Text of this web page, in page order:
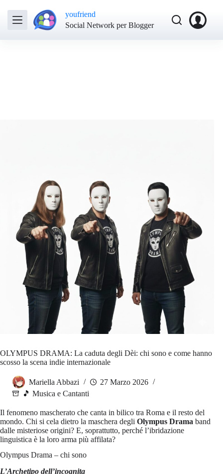
youfriend
Social Network per Blogger
OLYMPUS DRAMA: La caduta degli Dèi: chi sono e come hanno
scosso la scena indie internazionale
Mariella Abbazi
27 Marzo 2026
🎵 Musica e Cantanti
Il fenomeno mascherato che canta in bilico tra Roma e il resto del
mondo. Chi si cela dietro la maschera degli Olympus Drama band
dalle misteriose origini? E, soprattutto, perché l’ibridazione
linguistica è la loro arma più affilata?
Olympus Drama – chi sono
L’Archetipo dell’incognita